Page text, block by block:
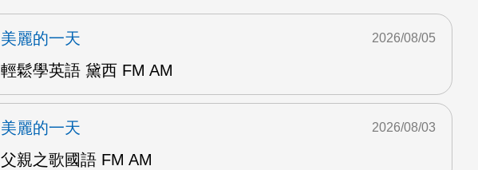
美麗的一天
輕鬆學英語 黛西 FM AM
2026/08/05
美麗的一天
父親之歌國語 FM AM
2026/08/03